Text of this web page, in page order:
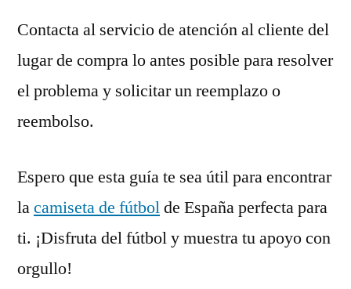
Contacta al servicio de atención al cliente del
lugar de compra lo antes posible para resolver
el problema y solicitar un reemplazo o
reembolso.
Espero que esta guía te sea útil para encontrar
lacamiseta de fútbolde España perfecta para
ti. ¡Disfruta del fútbol y muestra tu apoyo con
orgullo!